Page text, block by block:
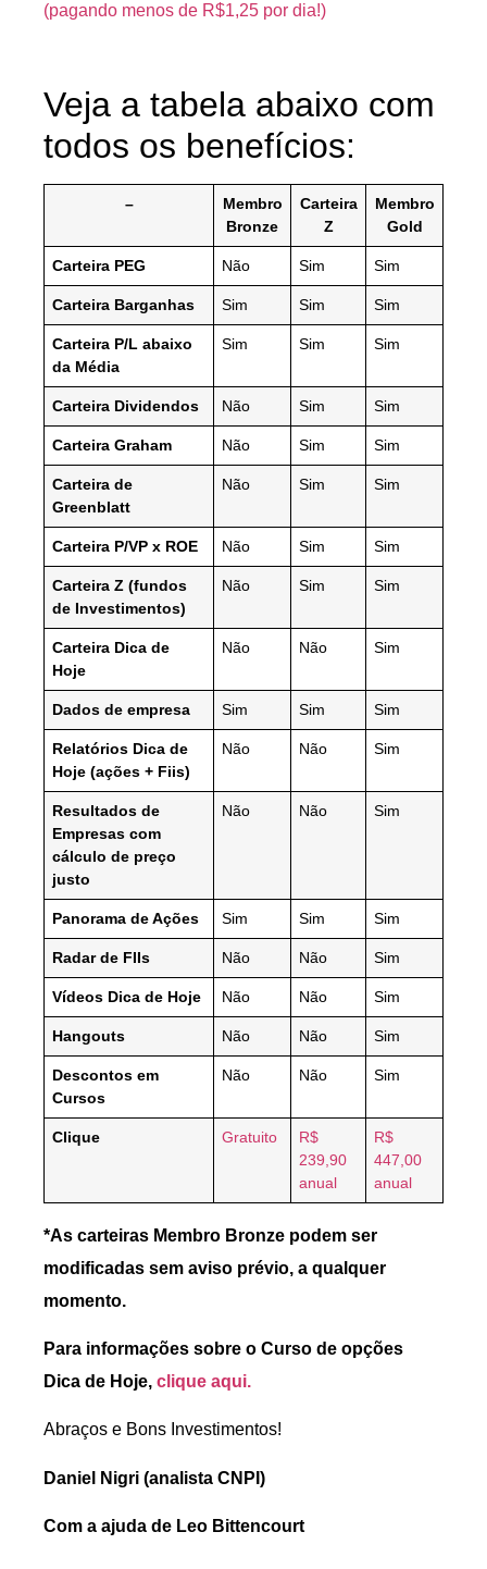
(pagando menos de R$1,25 por dia!)
Veja a tabela abaixo com
todos os benefícios:
–
Membro
Bronze
Carteira
Z
Membro
Gold
Carteira PEG Não Sim Sim
Carteira Barganhas Sim Sim Sim
Carteira P/L abaixo
da Média
Sim Sim Sim
Carteira Dividendos Não Sim Sim
Carteira Graham Não Sim Sim
Carteira de
Greenblatt
Não Sim Sim
Carteira P/VP x ROE Não Sim Sim
Carteira Z (fundos
de Investimentos)
Não Sim Sim
Carteira Dica de
Hoje
Não Não Sim
Dados de empresa Sim Sim Sim
Relatórios Dica de
Hoje (ações + Fiis)
Não Não Sim
Resultados de
Empresas com
cálculo de preço
justo
Não Não Sim
Panorama de Ações Sim Sim Sim
Radar de FIIs Não Não Sim
Vídeos Dica de Hoje Não Não Sim
Hangouts Não Não Sim
Descontos em
Cursos
Não Não Sim
Clique Gratuito
R$
239,90
anual
R$
447,00
anual
*As carteiras Membro Bronze podem ser
modificadas sem aviso prévio, a qualquer
momento.
Para informações sobre o Curso de opções
Dica de Hoje, clique aqui.
Abraços e Bons Investimentos!
Daniel Nigri (analista CNPI)
Com a ajuda de Leo Bittencourt